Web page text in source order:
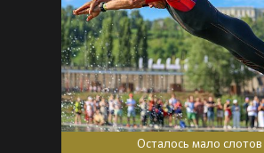
Осталось мало слотов